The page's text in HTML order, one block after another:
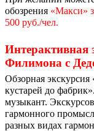
обозрения «Макси»
500 руб./чел.
Интерактивная
Филимона с
Обзорная
кустарей до
музыкант.
гармонного
разных видах